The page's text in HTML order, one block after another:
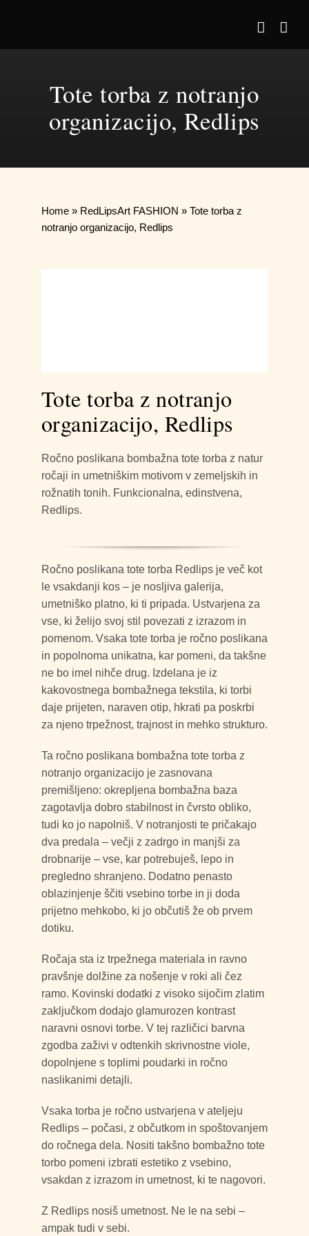
Tote torba z notranjo
organizacijo, Redlips
Home» RedLipsArt FASHION » Tote torba z
notranjo organizacijo, Redlips
Tote torba z notranjo
organizacijo, Redlips
Ročno poslikana bombažna tote torba z natur
ročaji in umetniškim motivom v zemeljskih in
rožnatih tonih. Funkcionalna, edinstvena,
Redlips.
Ročno poslikana tote torba Redlips je več kot
le vsakdanji kos – je nosljiva galerija,
umetniško platno, ki ti pripada. Ustvarjena za
vse, ki želijo svoj stil povezati z izrazom in
pomenom. Vsaka tote torba je ročno poslikana
in popolnoma unikatna, kar pomeni, da takšne
ne bo imel nihče drug. Izdelana je iz
kakovostnega bombažnega tekstila, ki torbi
daje prijeten, naraven otip, hkrati pa poskrbi
za njeno trpežnost, trajnost in mehko strukturo.
Ta ročno poslikana bombažna tote torba z
notranjo organizacijo je zasnovana
premišljeno: okrepljena bombažna baza
zagotavlja dobro stabilnost in čvrsto obliko,
tudi ko jo napolniš. V notranjosti te pričakajo
dva predala – večji z zadrgo in manjši za
drobnarije – vse, kar potrebuješ, lepo in
pregledno shranjeno. Dodatno penasto
oblazinjenje ščiti vsebino torbe in ji doda
prijetno mehkobo, ki jo občutiš že ob prvem
dotiku.
Ročaja sta iz trpežnega materiala in ravno
pravšnje dolžine za nošenje v roki ali čez
ramo. Kovinski dodatki z visoko sijočim zlatim
zaključkom dodajo glamurozen kontrast
naravni osnovi torbe. V tej različici barvna
zgodba zaživi v odtenkih skrivnostne viole,
dopolnjene s toplimi poudarki in ročno
naslikanimi detajli.
Vsaka torba je ročno ustvarjena v ateljeju
Redlips – počasi, z občutkom in spoštovanjem
do ročnega dela. Nositi takšno bombažno tote
torbo pomeni izbrati estetiko z vsebino,
vsakdan z izrazom in umetnost, ki te nagovori.
Z Redlips nosiš umetnost. Ne le na sebi –
ampak tudi v sebi.